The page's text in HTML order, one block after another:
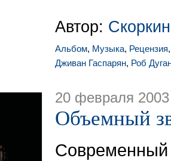
Автор:
Альбом, Музыка, Рецензия
Дживан Гаспарян, Роб
20 февраля 2003
Объемный
Современный